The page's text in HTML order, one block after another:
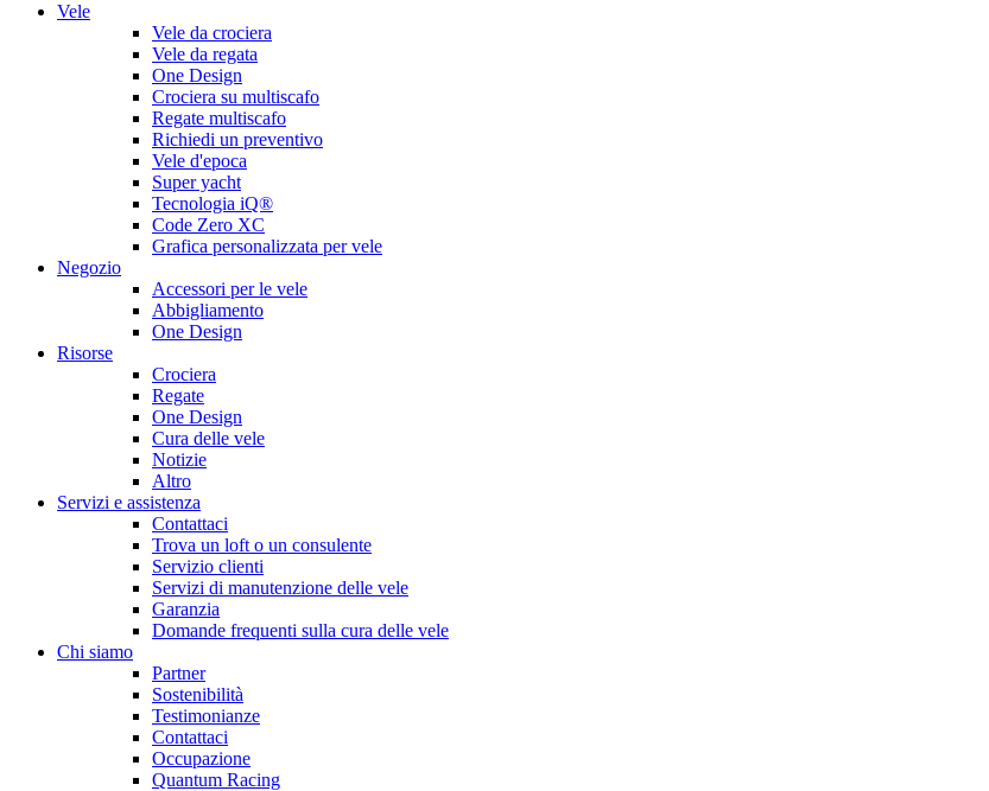
Vele
Vele da crociera
Vele da regata
One Design
Crociera su multiscafo
Regate multiscafo
Richiedi un preventivo
Vele d'epoca
Super yacht
Tecnologia iQ®
Code Zero XC
Grafica personalizzata per vele
Negozio
Accessori per le vele
Abbigliamento
One Design
Risorse
Crociera
Regate
One Design
Cura delle vele
Notizie
Altro
Servizi e assistenza
Contattaci
Trova un loft o un consulente
Servizio clienti
Servizi di manutenzione delle vele
Garanzia
Domande frequenti sulla cura delle vele
Chi siamo
Partner
Sostenibilità
Testimonianze
Contattaci
Occupazione
Quantum Racing